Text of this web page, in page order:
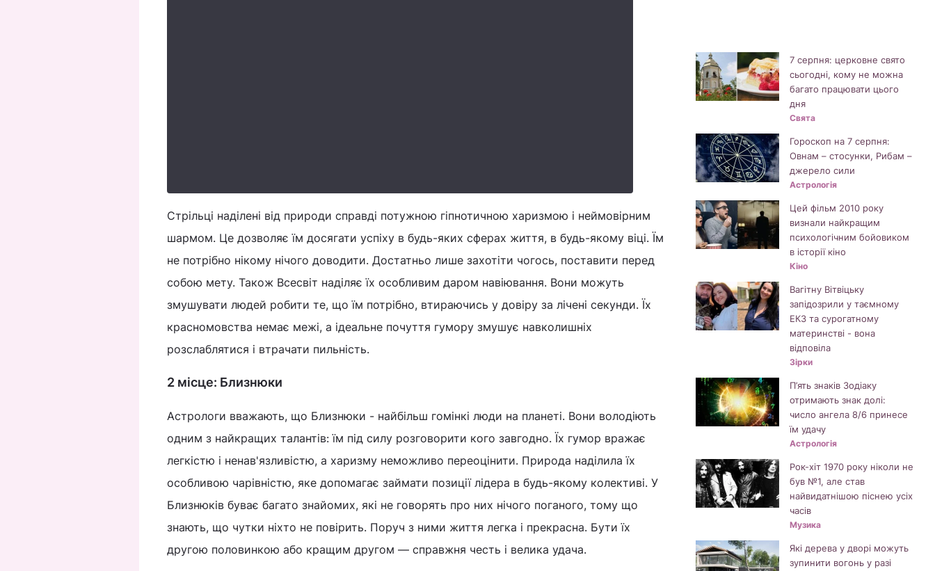
Стрільці наділені від природи справді потужною гіпнотичною харизмою і неймовірним
шармом. Це дозволяє їм досягати успіху в будь-яких сферах життя, в будь-якому віці. Їм
не потрібно нікому нічого доводити. Достатньо лише захотіти чогось, поставити перед
собою мету. Також Всесвіт наділяє їх особливим даром навіювання. Вони можуть
змушувати людей робити те, що їм потрібно, втираючись у довіру за лічені секунди. Їх
красномовства немає межі, а ідеальне почуття гумору змушує навколишніх
розслаблятися і втрачати пильність.
2 місце: Близнюки
Астрологи вважають, що Близнюки - найбільш гомінкі люди на планеті. Вони володіють
одним з найкращих талантів: їм під силу розговорити кого завгодно. Їх гумор вражає
легкістю і ненав'язливістю, а харизму неможливо переоцінити. Природа наділила їх
особливою чарівністю, яке допомагає займати позиції лідера в будь-якому колективі. У
Близнюків буває багато знайомих, які не говорять про них нічого поганого, тому що
знають, що чутки ніхто не повірить. Поруч з ними життя легка і прекрасна. Бути їх
другою половинкою або кращим другом — справжня честь і велика удача.
7 серпня: церковне свято
сьогодні, кому не можна
багато працювати цього
дня
Свята
Гороскоп на 7 серпня:
Овнам – стосунки, Рибам –
джерело сили
Астрологія
Цей фільм 2010 року
визнали найкращим
психологічним бойовиком
в історії кіно
Кіно
Вагітну Вітвіцьку
запідозрили у таємному
ЕКЗ та сурогатному
материнстві - вона
відповіла
Зірки
П’ять знаків Зодіаку
отримають знак долі:
число ангела 8/6 принесе
їм удачу
Астрологія
Рок-хіт 1970 року ніколи не
був №1, але став
найвидатнішою піснею усіх
часів
Музика
Які дерева у дворі можуть
зупинити вогонь у разі